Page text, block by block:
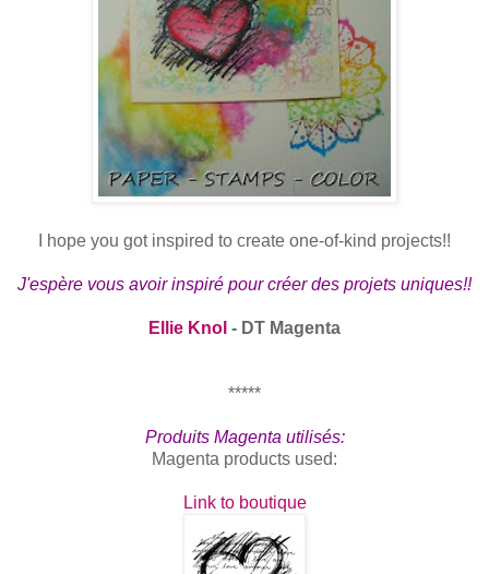
I hope you got inspired to create one-of-kind projects!!
J'espère vous avoir inspiré pour créer des projets uniques!!
Ellie Knol - DT Magenta
*****
Produits Magenta utilisés:
Magenta products used:
Link to boutique